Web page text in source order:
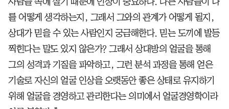
를 어떻게 생각하는지, 그래서 그와의 관계가 어떻게 될지,
상대가 믿을 수 있는 사람인지 궁금해한다. 믿는 도끼에 발등
찍힌다는 말도 있지 않은가? 그래서 상대방의 얼굴을 통해
그의 성격과 기질을 파악하고, 그런 분석 과정을 통해 얻은
기술로 자신의 얼굴 인상을 오랫동안 좋은 상태로 유지하기
위해 얼굴을 경영하고 관리한다는 의미에서 얼굴경영학이라